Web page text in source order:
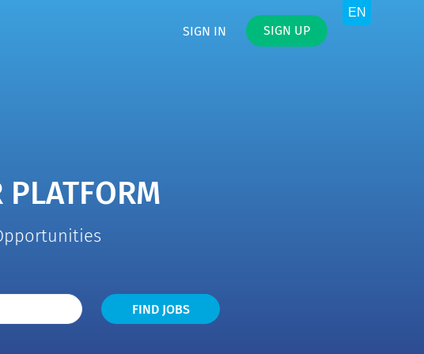
SIGN IN SIGN UP
PLATFORM
Find
Jobs
FIND JOBS